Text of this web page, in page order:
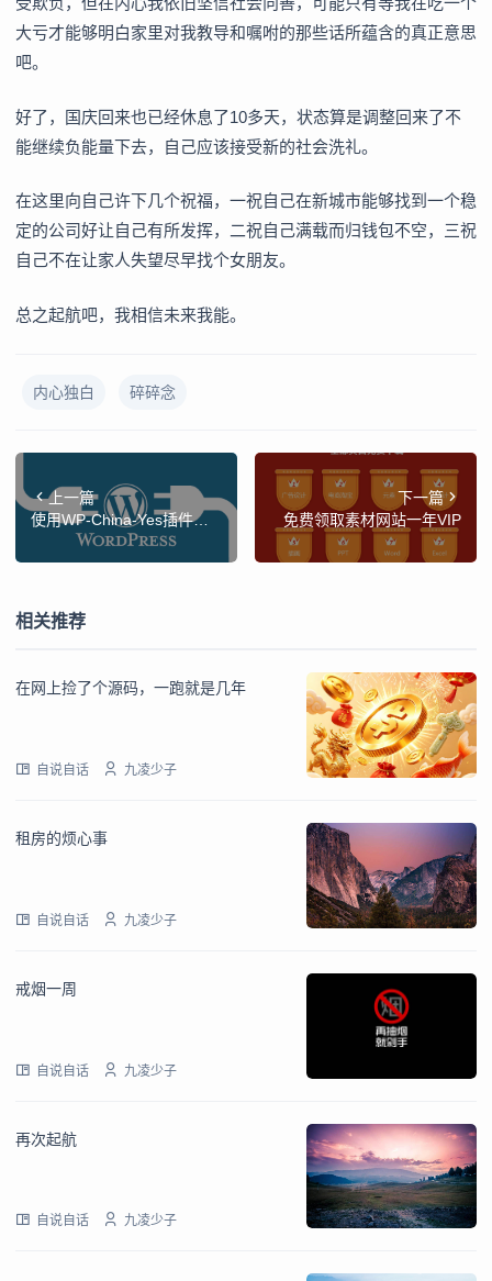
大亏才能够明白家里对我教导和嘱咐的那些话所蕴含的真正意思
吧。
好了，国庆回来也已经休息了10多天，状态算是调整回来了不
能继续负能量下去，自己应该接受新的社会洗礼。
在这里向自己许下几个祝福，一祝自己在新城市能够找到一个稳
定的公司好让自己有所发挥，二祝自己满载而归钱包不空，三祝
自己不在让家人失望尽早找个女朋友。
总之起航吧，我相信未来我能。
内心独白 碎碎念
上一篇
使用WP-China-Yes插件优
化和翻译你的WordPress后
台
下一篇
免费领取素材网站一年VIP
相关推荐
在网上捡了个源码，一跑就是几年
自说自话 九凌少子
租房的烦心事
自说自话 九凌少子
戒烟一周
自说自话 九凌少子
再次起航
自说自话 九凌少子